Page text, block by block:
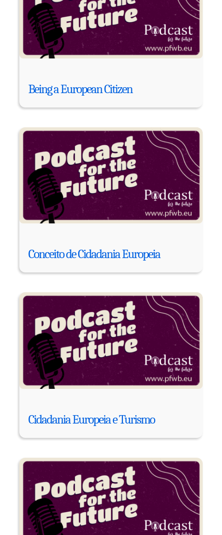
Being a European Citizen
Conceito de Cidadania Europeia
Cidadania Europeia e Turismo